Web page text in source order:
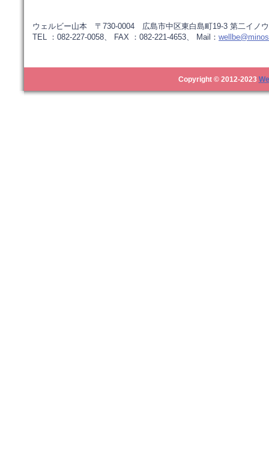
ウェルビー山本 〒730-0004 広島市中区東白島町19-3 第二イノ
TEL ：082-227-0058、 FAX ：082-221-4653、 Mail：
Copyright © 2012-2023